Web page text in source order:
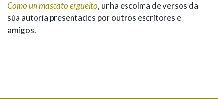
Como un mascato ergueito, unha escolma de versos da
súa autoría presentados por outros escritores e
amigos.